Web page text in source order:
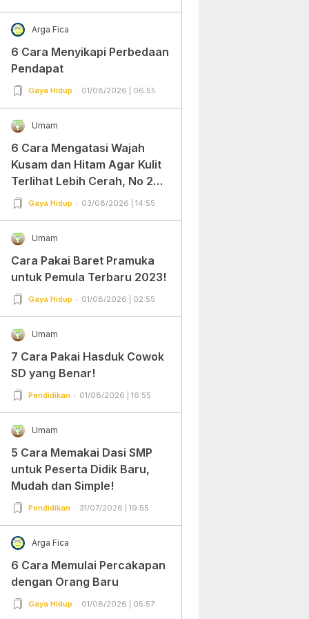
Arga Fica
6 Cara Menyikapi Perbedaan
Pendapat
Gaya Hidup 01/08/2026 | 06:55
Umam
6 Cara Mengatasi Wajah
Kusam dan Hitam Agar Kulit
Terlihat Lebih Cerah, No 2
Gampang Banget dan Mudah
Gaya Hidup 03/08/2026 | 14:55
Umam
Cara Pakai Baret Pramuka
untuk Pemula Terbaru 2023!
Gaya Hidup 01/08/2026 | 02:55
Umam
7 Cara Pakai Hasduk Cowok
SD yang Benar!
Pendidikan 01/08/2026 | 16:55
Umam
5 Cara Memakai Dasi SMP
untuk Peserta Didik Baru,
Mudah dan Simple!
Pendidikan 31/07/2026 | 19:55
Arga Fica
6 Cara Memulai Percakapan
dengan Orang Baru
Gaya Hidup 01/08/2026 | 05:57